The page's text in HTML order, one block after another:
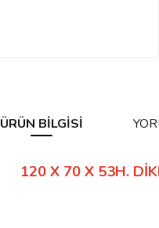
ÜRÜN BILGISI
120 X 70 X 53H.